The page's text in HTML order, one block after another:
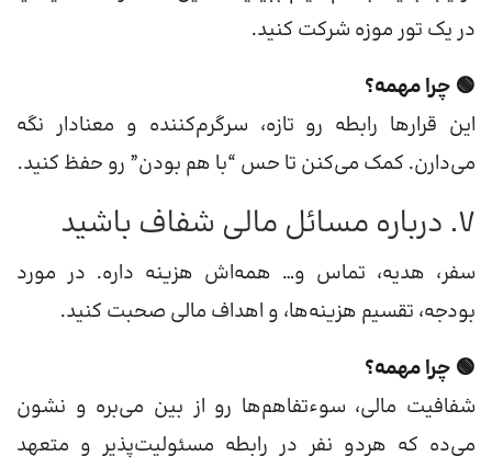
در یک تور موزه شرکت کنید.
🟢 چرا مهمه؟
این قرارها رابطه رو تازه، سرگرم‌کننده و معنادار نگه
می‌دارن. کمک می‌کنن تا حس “با هم بودن” رو حفظ کنید.
7. درباره مسائل مالی شفاف باشید
سفر، هدیه، تماس و… همه‌اش هزینه داره. در مورد
بودجه، تقسیم هزینه‌ها، و اهداف مالی صحبت کنید.
🟢 چرا مهمه؟
شفافیت مالی، سوءتفاهم‌ها رو از بین می‌بره و نشون
می‌ده که هردو نفر در رابطه مسئولیت‌پذیر و متعهد